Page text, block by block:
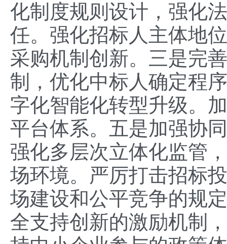
化制度规则设计，强化
任。强化招标人主体地
采购机制创新。三是完
制，优化中标人确定程
字化智能化转型升级。
平台体系。五是加强协
强化多层次立体化监管
场环境。严厉打击招标
场建设和公平竞争的规
全支持创新的激励机制